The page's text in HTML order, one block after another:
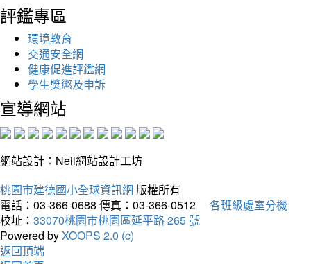
評鑑專區
環境教育
交通安全網
健康促進評鑑網
學生獎懲及申訴
宣導網站
網站設計：Neil網站設計工坊
桃園市建德國小全球資訊網 版權所有
電話：03-366-0688 傳真：03-366-0512
各班級處室分機
校址： 33070桃園市桃園區延平路 265 號
Powered byXOOPS 2.0 (c)
返回頂端